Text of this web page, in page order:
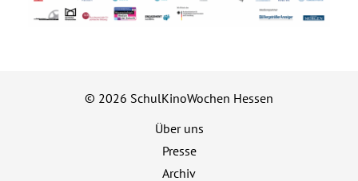
© 2026 SchulKinoWochen Hessen
Über uns
Presse
Archiv